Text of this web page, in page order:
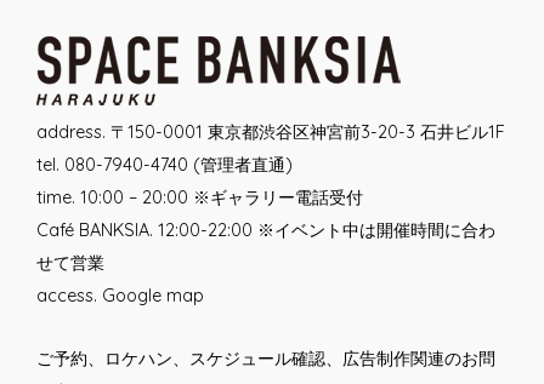
address. 〒150-0001 東京都渋谷区神宮前3-20-3 石井ビル1F
tel. 080-7940-4740 (管理者直通)
time. 10:00 – 20:00 ※ギャラリー電話受付
Café BANKSIA. 12:00-22:00 ※イベント中は開催時間に合わ
せて営業
access. Google map
ご予約、ロケハン、スケジュール確認、広告制作関連のお問